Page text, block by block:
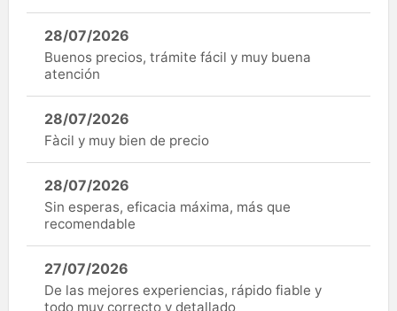
28/07/2026
Buenos precios, trámite fácil y muy buena
atención
28/07/2026
Fàcil y muy bien de precio
28/07/2026
Sin esperas, eficacia máxima, más que
recomendable
27/07/2026
De las mejores experiencias, rápido fiable y
todo muy correcto y detallado